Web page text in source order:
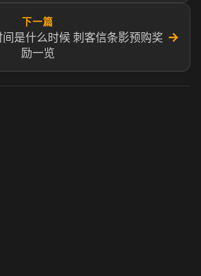
下一篇
是什么时候 刺客信条影预购奖
励一览
→